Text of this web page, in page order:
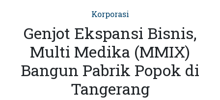
Korporasi
Genjot Ekspansi Bisnis,
Multi Medika (MMIX)
Bangun Pabrik Popok di
Tangerang